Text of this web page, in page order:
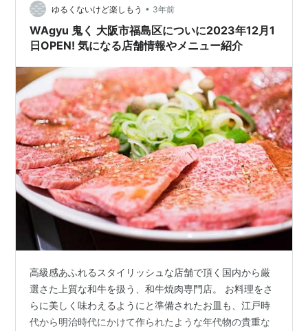
てください！ 焼肉ホルモンとくちゃん野田店 焼肉ホルモ
ンとくちゃん野田店 大阪市福島区についに2023年11月
29日OPEN!お店の基本情…
ゆるくないけど楽しもう • 3年前
WAgyu 鬼く 大阪市福島区についに2023年12月1
日OPEN! 気になる店舗情報やメニュー紹介
高級感あふれるスタイリッシュな店舗で頂く国内から厳
選さた上質な和牛を扱う、和牛焼肉専門店。 お料理をさ
らに美しく味わえるようにと準備されたお皿も、江戸時
代から明治時代にかけて作られたような年代物の貴重な